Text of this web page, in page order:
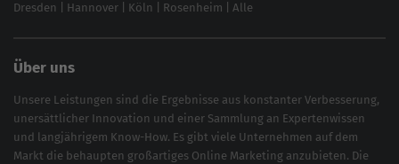
Dresden Hannover Köln Rosenheim Alle
Über uns
Unsere Leistungen sind die Ergebnisse aus konstanter Verbesserung,
unersättlicher Innovation und einer Sammlung an Expertenwissen
und langjährigem Know-How. Es gibt viele Unternehmen auf dem
Markt die behaupten großartiges Online Marketing anzubieten. Die